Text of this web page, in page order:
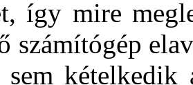
így mire
számítógép
sem kételkedik